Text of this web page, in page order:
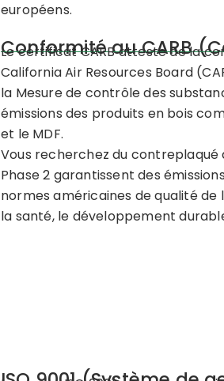
européens.
Conformité au CARB
Le certificat CARB atteste de la
California Air Resources Board
la Mesure de contrôle des
émissions des produits en bois
et le MDF.
Vous recherchez du contreplaqué
Phase 2 garantissent des
normes américaines de qualité
la santé, le développement